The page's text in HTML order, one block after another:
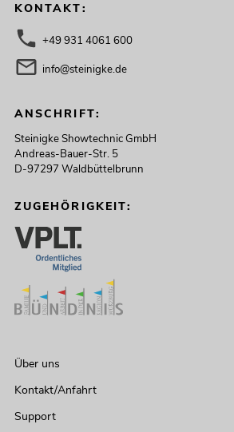
KONTAKT:
+49 931 4061 600
info@steinigke.de
ANSCHRIFT:
Steinigke Showtechnic GmbH
Andreas-Bauer-Str. 5
D-97297 Waldbüttelbrunn
ZUGEHÖRIGKEIT:
Über uns
Kontakt/Anfahrt
Support